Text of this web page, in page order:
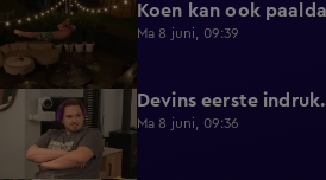
0:38 Koen kan ook
Ma 8 juni, 09:39
0:30 Devins eerste
Ma 8 juni, 09:36